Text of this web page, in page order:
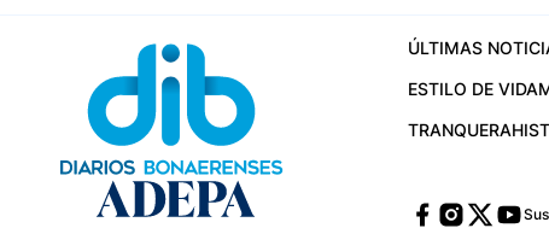
ÚLTIMAS
ESTILO DE VIDA
TRANQUERA